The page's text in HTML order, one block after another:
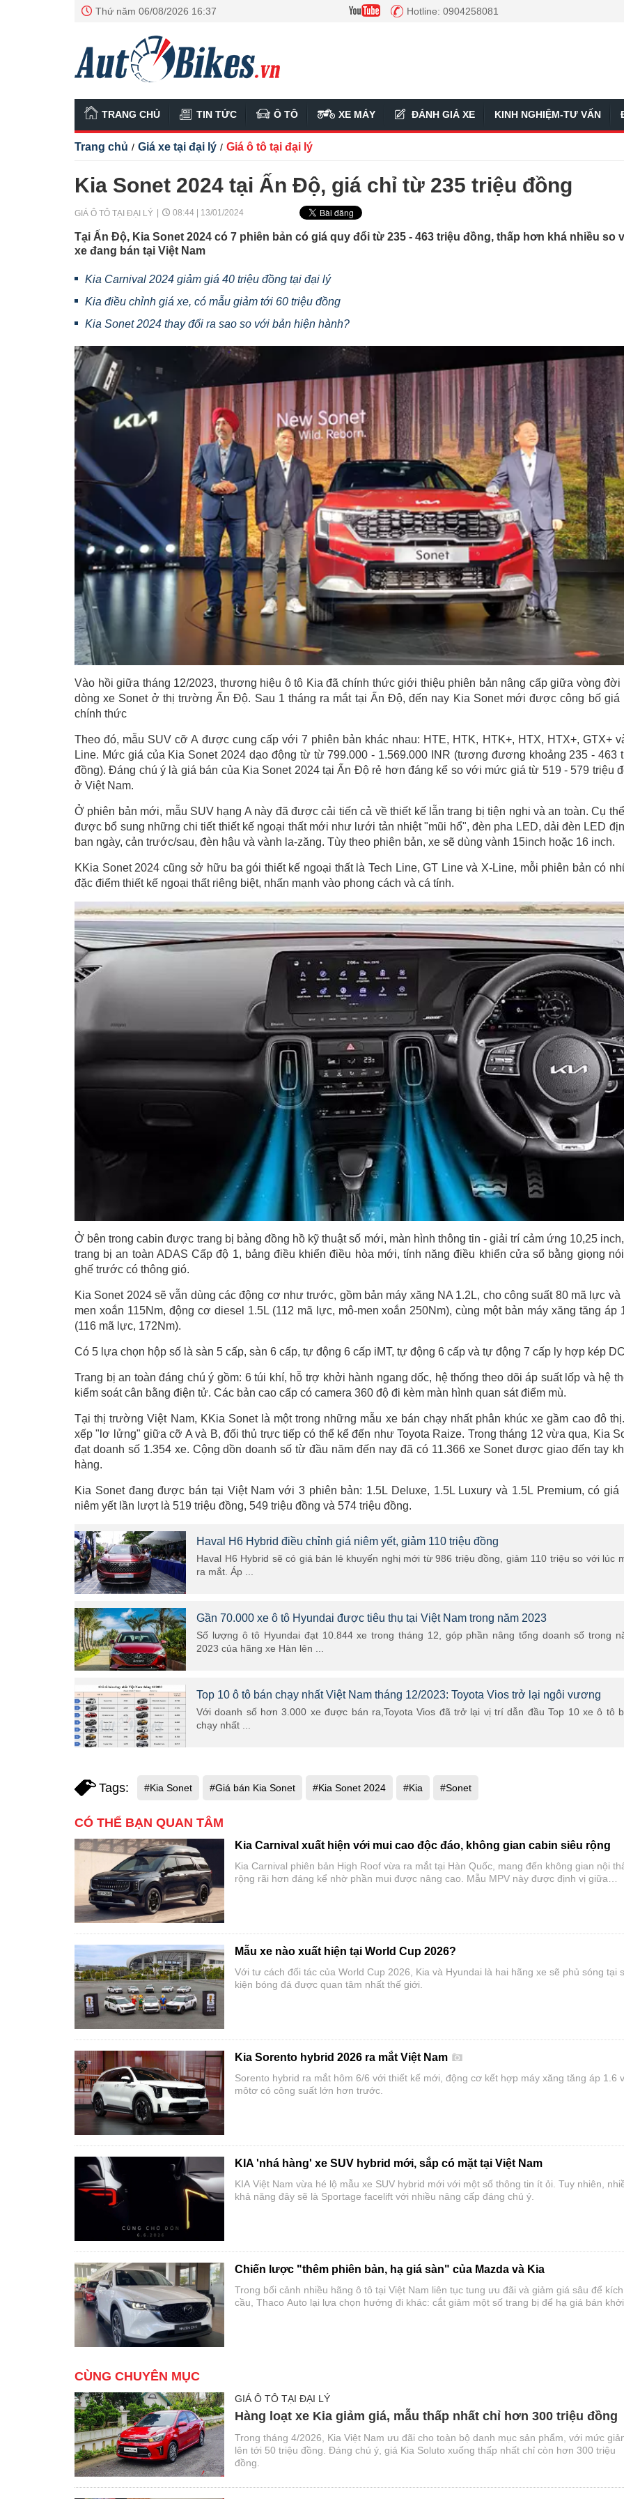
Thứ năm 06/08/2026 16:37 Hotline: 0904258081
TRANG CHỦ TIN TỨC Ô TÔ XE MÁY ĐÁNH GIÁ XE KINH NGHIỆM-TƯ VẤN
Trang chủ / Giá xe tại đại lý / Giá ô tô tại đại lý
Kia Sonet 2024 tại Ấn Độ, giá chỉ từ 235 triệu đồng
GIÁ Ô TÔ TẠI ĐẠI LÝ 08:44 | 13/01/2024
Tại Ấn Độ, Kia Sonet 2024 có 7 phiên bản có giá quy đổi từ 235 - 463 triệu đồng, thấp hơn khá nhiều so
xe đang bán tại Việt Nam
Kia Carnival 2024 giảm giá 40 triệu đồng tại đại lý
Kia điều chỉnh giá xe, có mẫu giảm tới 60 triệu đồng
Kia Sonet 2024 thay đổi ra sao so với bản hiện hành?
Vào hồi giữa tháng 12/2023, thương hiệu ô tô Kia đã chính thức giới thiệu phiên bản nâng cấp giữa vòng đời
dòng xe Sonet ở thị trường Ấn Độ. Sau 1 tháng ra mắt tại Ấn Độ, đến nay Kia Sonet mới được công bố giá
chính thức
Theo đó, mẫu SUV cỡ A được cung cấp với 7 phiên bản khác nhau: HTE, HTK, HTK+, HTX, HTX+, GTX+
Line. Mức giá của Kia Sonet 2024 dạo động từ từ 799.000 - 1.569.000 INR (tương đương khoảng 235 - 463
đồng). Đáng chú ý là giá bán của Kia Sonet 2024 tại Ấn Độ rẻ hơn đáng kể so với mức giá từ 519 - 579 triệu
ở Việt Nam.
Ở phiên bản mới, mẫu SUV hạng A này đã được cải tiến cả về thiết kế lẫn trang bị tiện nghi và an toàn. Cụ
được bổ sung những chi tiết thiết kế ngoại thất mới như lưới tản nhiệt "mũi hổ", đèn pha LED, dải đèn LED
ban ngày, cản trước/sau, đèn hậu và vành la-zăng. Tùy theo phiên bản, xe sẽ dùng vành 15inch hoặc 16 inch.
KKia Sonet 2024 cũng sở hữu ba gói thiết kế ngoại thất là Tech Line, GT Line và X-Line, mỗi phiên bản có
đặc điểm thiết kế ngoại thất riêng biệt, nhấn mạnh vào phong cách và cá tính.
Ở bên trong cabin được trang bị bảng đồng hồ kỹ thuật số mới, màn hình thông tin - giải trí cảm ứng 10,25
trang bị an toàn ADAS Cấp độ 1, bảng điều khiển điều hòa mới, tính năng điều khiển cửa sổ bằng giọng
ghế trước có thông gió.
Kia Sonet 2024 sẽ vẫn dùng các động cơ như trước, gồm bản máy xăng NA 1.2L, cho công suất 80 mã lực và
men xoắn 115Nm, động cơ diesel 1.5L (112 mã lực, mô-men xoắn 250Nm), cùng một bản máy xăng tăng áp
(116 mã lực, 172Nm).
Có 5 lựa chọn hộp số là sàn 5 cấp, sàn 6 cấp, tự động 6 cấp iMT, tự động 6 cấp và tự động 7 cấp ly hợp kép
Trang bị an toàn đáng chú ý gồm: 6 túi khí, hỗ trợ khởi hành ngang dốc, hệ thống theo dõi áp suất lốp và hệ
kiểm soát cân bằng điện tử. Các bản cao cấp có camera 360 độ đi kèm màn hình quan sát điểm mù.
Tại thị trường Việt Nam, KKia Sonet là một trong những mẫu xe bán chạy nhất phân khúc xe gầm cao đô
xếp "lơ lửng" giữa cỡ A và B, đối thủ trực tiếp có thể kể đến như Toyota Raize. Trong tháng 12 vừa qua, Kia
đạt doanh số 1.354 xe. Cộng dồn doanh số từ đầu năm đến nay đã có 11.366 xe Sonet được giao đến tay
hàng.
Kia Sonet đang được bán tại Việt Nam với 3 phiên bản: 1.5L Deluxe, 1.5L Luxury và 1.5L Premium, có giá
niêm yết lần lượt là 519 triệu đồng, 549 triệu đồng và 574 triệu đồng.
Haval H6 Hybrid điều chỉnh giá niêm yết, giảm 110 triệu đồng
Haval H6 Hybrid sẽ có giá bán lẻ khuyến nghị mới từ 986 triệu đồng, giảm 110 triệu so với lúc
ra mắt. Áp ...
Gần 70.000 xe ô tô Hyundai được tiêu thụ tại Việt Nam trong năm 2023
Số lượng ô tô Hyundai đạt 10.844 xe trong tháng 12, góp phần nâng tổng doanh số trong
2023 của hãng xe Hàn lên ...
Top 10 ô tô bán chạy nhất Việt Nam tháng 12/2023: Toyota Vios trở lại ngôi vương
Với doanh số hơn 3.000 xe được bán ra,Toyota Vios đã trở lại vị trí dẫn đầu Top 10 xe ô tô
chạy nhất ...
Tags: #Kia Sonet #Giá bán Kia Sonet #Kia Sonet 2024 #Kia #Sonet
CÓ THỂ BẠN QUAN TÂM
Kia Carnival xuất hiện với mui cao độc đáo, không gian cabin siêu rộng
Kia Carnival phiên bản High Roof vừa ra mắt tại Hàn Quốc, mang đến không gian nội
rộng rãi hơn đáng kể nhờ phần mui được nâng cao. Mẫu MPV này được định vị giữa
Mẫu xe nào xuất hiện tại World Cup 2026?
Với tư cách đối tác của World Cup 2026, Kia và Hyundai là hai hãng xe sẽ phủ sóng tại
kiện bóng đá được quan tâm nhất thế giới.
Kia Sorento hybrid 2026 ra mắt Việt Nam
Sorento hybrid ra mắt hôm 6/6 với thiết kế mới, động cơ kết hợp máy xăng tăng áp 1.6
môtơ có công suất lớn hơn trước.
KIA 'nhá hàng' xe SUV hybrid mới, sắp có mặt tại Việt Nam
KIA Việt Nam vừa hé lộ mẫu xe SUV hybrid mới với một số thông tin ít ỏi. Tuy nhiên,
khả năng đây sẽ là Sportage facelift với nhiều nâng cấp đáng chú ý.
Chiến lược "thêm phiên bản, hạ giá sàn" của Mazda và Kia
Trong bối cảnh nhiều hãng ô tô tại Việt Nam liên tục tung ưu đãi và giảm giá sâu để kích
cầu, Thaco Auto lại lựa chọn hướng đi khác: cắt giảm một số trang bị để hạ giá bán khởi
CÙNG CHUYÊN MỤC
GIÁ Ô TÔ TẠI ĐẠI LÝ
Hàng loạt xe Kia giảm giá, mẫu thấp nhất chỉ hơn 300 triệu đồng
Trong tháng 4/2026, Kia Việt Nam ưu đãi cho toàn bộ danh mục sản phẩm, với mức
lên tới 50 triệu đồng. Đáng chú ý, giá Kia Soluto xuống thấp nhất chỉ còn hơn 300 triệu
đồng.